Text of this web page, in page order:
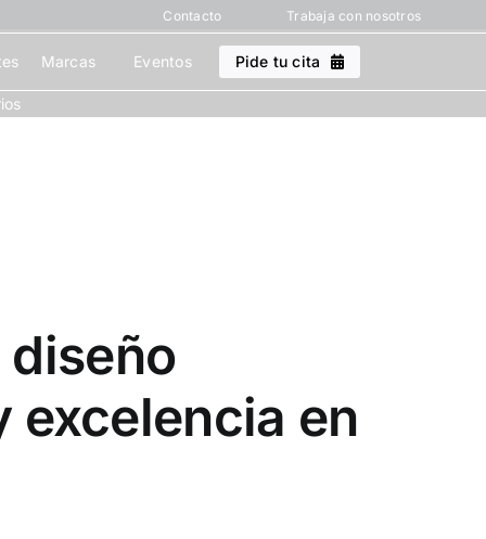
Contacto Trabaja con nosotros
Marcas Eventos Pide tu cita
en